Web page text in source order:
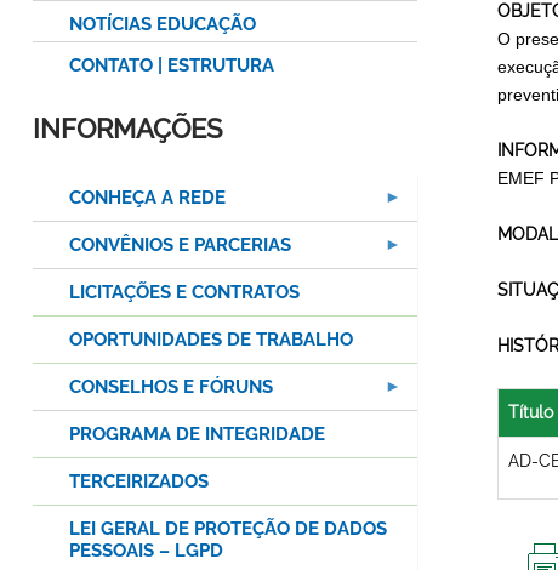
O
EMEF
Título
AD-
NOTÍCIAS EDUCAÇÃO
CONTATO | ESTRUTURA
INFORMAÇÕES
CONHEÇA A REDE
CONVÊNIOS E PARCERIAS
LICITAÇÕES E CONTRATOS
OPORTUNIDADES DE TRABALHO
CONSELHOS E FÓRUNS
PROGRAMA DE INTEGRIDADE
TERCEIRIZADOS
LEI GERAL DE PROTEÇÃO DE DADOS
PESSOAIS – LGPD